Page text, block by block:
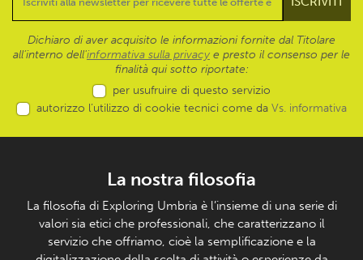
Dichiaro di aver acquisito le informazioni fornite dal Titolare
all’interno dell'informativa sulla privacy e presto il consenso per le
finalità qui sotto riportate:
per usufruire di questo servizio
autorizzo l’utilizzo di cookie tecnici come da Vs. informativa
La nostra filosofia
La filosofia di Exploring Umbria è l’insieme di una serie di
valori sia etici che professionali, che caratterizzano il
servizio che offriamo, cioè la semplificazione e la